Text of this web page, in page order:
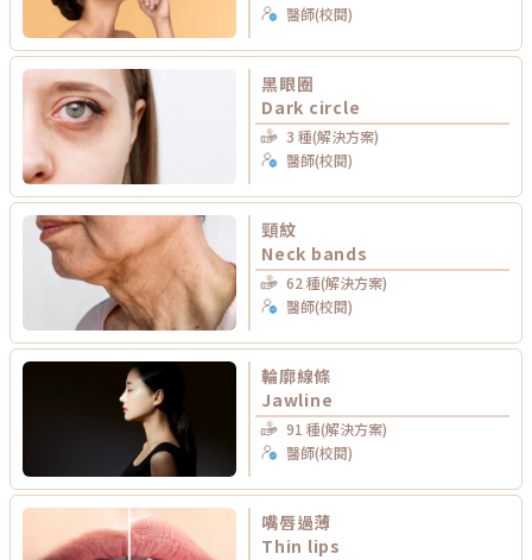
醫師(校閱)
黑眼圈
Dark circle
3 種(解決方案)
醫師(校閱)
頸紋
Neck bands
62 種(解決方案)
醫師(校閱)
輪廓線條
Jawline
91 種(解決方案)
醫師(校閱)
嘴唇過薄
Thin lips